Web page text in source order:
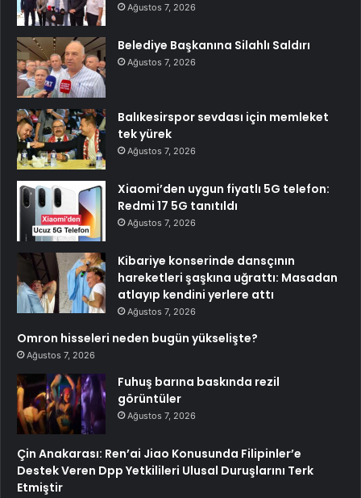
Ağustos 7, 2026
Belediye Başkanına Silahlı Saldırı
Ağustos 7, 2026
Balıkesirspor sevdası için memleket
tek yürek
Ağustos 7, 2026
Xiaomi’den uygun fiyatlı 5G telefon:
Redmi 17 5G tanıtıldı
Ağustos 7, 2026
Kibariye konserinde dansçının
hareketleri şaşkına uğrattı: Masadan
atlayıp kendini yerlere attı
Ağustos 7, 2026
Omron hisseleri neden bugün yükselişte?
Ağustos 7, 2026
Fuhuş barına baskında rezil
görüntüler
Ağustos 7, 2026
Çin Anakarası: Ren’ai Jiao Konusunda Filipinler’e
Destek Veren Dpp Yetkilileri Ulusal Duruşlarını Terk
Etmiştir